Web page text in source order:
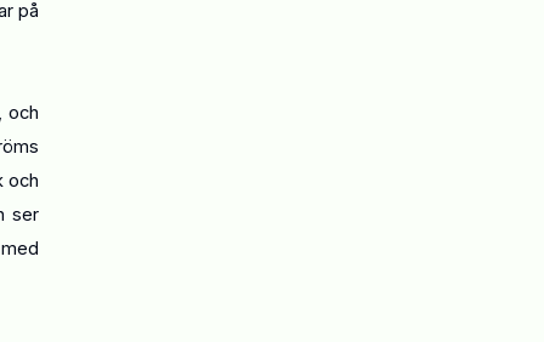
på
och
och
ser